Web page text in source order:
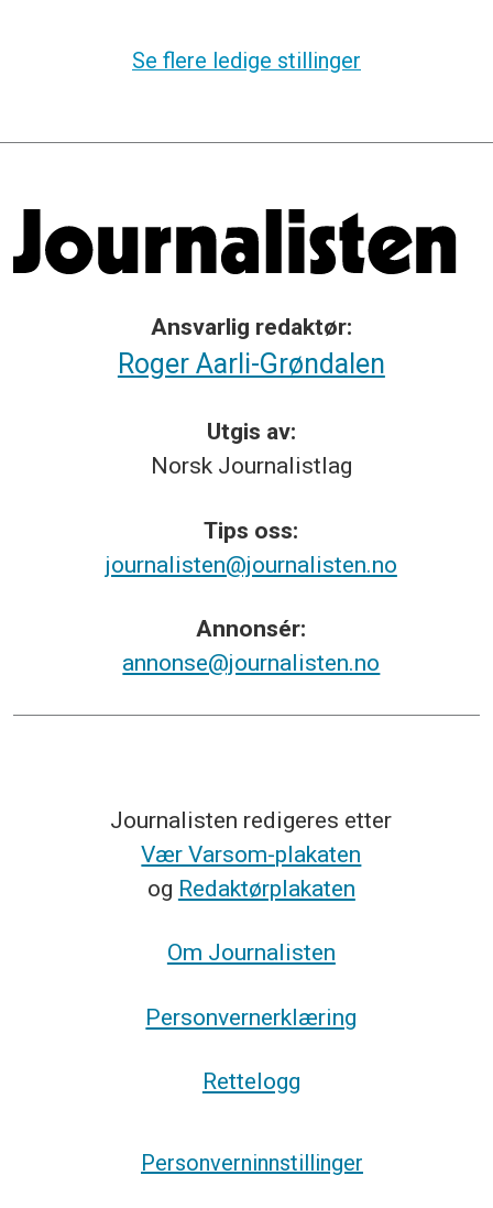
Se flere ledige stillinger
Ansvarlig redaktør:
Roger Aarli-Grøndalen
Utgis av:
Norsk Journalistlag
Tips oss:
journalisten@journalisten.no
Annonsér:
annonse@journalisten.no
Journalisten redigeres etter
Vær Varsom-plakaten
og Redaktørplakaten
Om Journalisten
Personvernerklæring
Rettelogg
Personverninnstillinger